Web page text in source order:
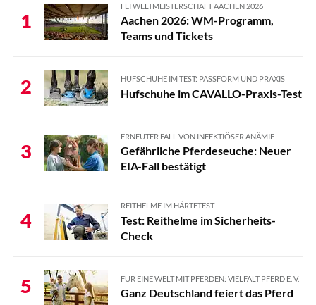
1
FEI WELTMEISTERSCHAFT AACHEN 2026
Aachen 2026: WM-Programm,
Teams und Tickets
2 HUFSCHUHE IM TEST: PASSFORM UND PRAXIS
Hufschuhe im CAVALLO-Praxis-Test
3
ERNEUTER FALL VON INFEKTIÖSER ANÄMIE
Gefährliche Pferdeseuche: Neuer
EIA-Fall bestätigt
4
REITHELME IM HÄRTETEST
Test: Reithelme im Sicherheits-
Check
5 FÜR EINE WELT MIT PFERDEN: VIELFALT PFERD E. V.
Ganz Deutschland feiert das Pferd